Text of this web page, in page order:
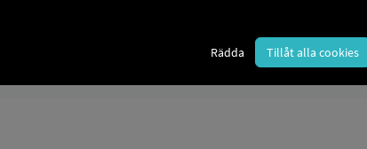
Rädda Tillåt alla cookies